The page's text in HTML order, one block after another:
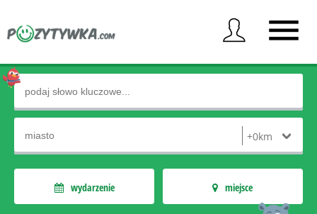
wydarzenie miejsce